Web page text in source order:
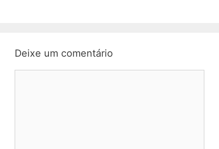
Deixe um comentário